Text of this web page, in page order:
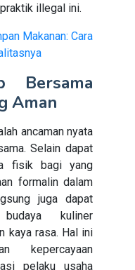
illegal ini.
Makanan: Cara
Bersama
Aman
ancaman nyata
Selain dapat
fisik bagi yang
formalin dalam
juga dapat
kuliner
kaya rasa. Hal ini
kepercayaan
pelaku usaha